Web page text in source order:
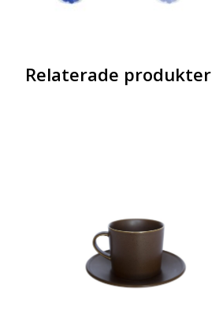
Relaterade produkter